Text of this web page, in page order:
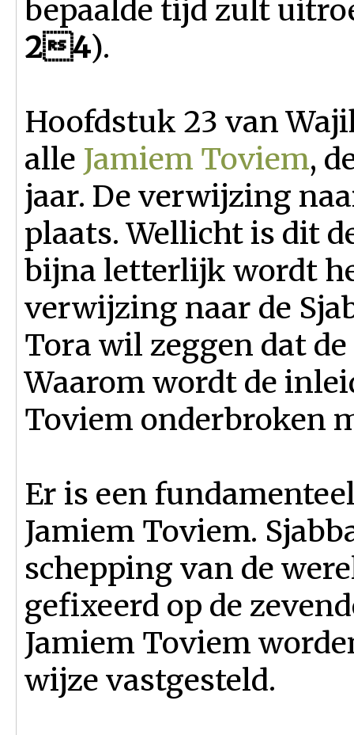
bepaalde tijd zult
24).
Hoofdstuk 23 van
alle Jamiem Toviem,
jaar. De verwijzing
plaats. Wellicht is dit
bijna letterlijk wordt
verwijzing naar de
Tora wil zeggen dat
Waarom wordt de
Toviem onderbroken
Er is een
Jamiem Toviem.
schepping van de
gefixeerd op de
Jamiem Toviem
wijze vastgesteld.